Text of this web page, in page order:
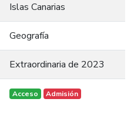
Islas Canarias
Geografía
Extraordinaria de 2023
Acceso Admisión